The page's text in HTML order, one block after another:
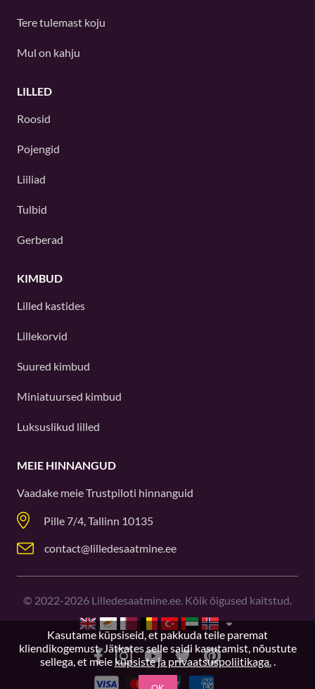
Tere tulemast koju
Mul on kahju
LILLED
Roosid
Pojengid
Liiliad
Tulbid
Gerberad
KIMBUD
Lilled kastides
Lillekorvid
Suured kimbud
Miniatuursed kimbud
Luksuslikud lilled
MEIE HINNANGUD
Vaadake meieTrustpiloti hinnanguid
Pille 7/4, Tallinn 10135
contact@lilledesaatmine.ee
© 2022-2026 Lilledesaatmine.ee. Kõik õigused kaitstud.
Kasutame küpsiseid, et pakkuda teile paremat
kliendikogemust. Jätkates selle saidi kasutamist, nõustute
sellega, et meie küpsiste ja privaatsuspoliitikaga..